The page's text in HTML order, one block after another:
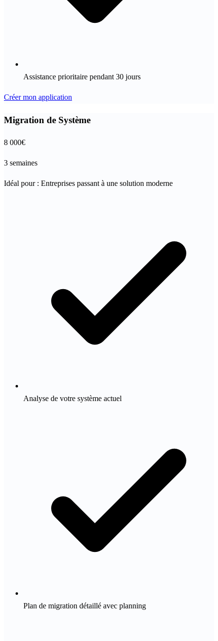
Assistance prioritaire pendant 30 jours
Créer mon application
Migration de Système
8 000€
3 semaines
Idéal pour : Entreprises passant à une solution moderne
Analyse de votre système actuel
Plan de migration détaillé avec planning